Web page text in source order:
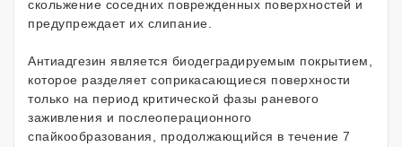
скольжение соседних поврежденных поверхностей и
предупреждает их слипание.
Антиадгезин является биодеградируемым покрытием,
которое разделяет соприкасающиеся поверхности
только на период критической фазы раневого
заживления и послеоперационного
спайкообразования, продолжающийся в течение 7